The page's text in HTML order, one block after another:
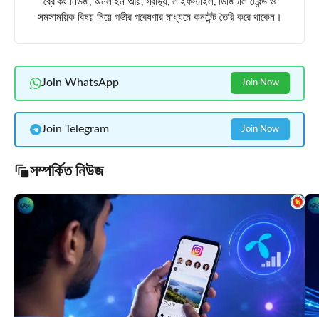
সমসাময়িক বিষয় নিয়ে গভীর গবেষণার মাধ্যমে কনটেন্ট তৈরি করে থাকেন।
Join WhatsApp Join Now
Join Telegram Join Now
সম্পর্কিত নিউজ